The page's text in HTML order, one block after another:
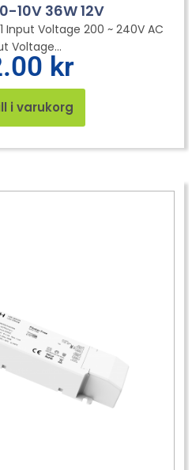
10V 36W 12V
Input Voltage 200 ~ 240V AC
Voltage...
kr
i varukorg